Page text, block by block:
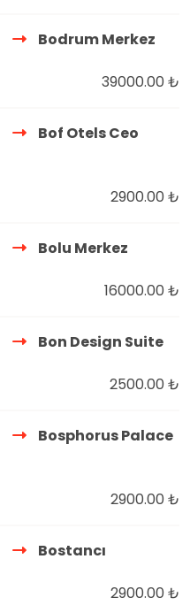
Bodrum Merkez
39000.00 ₺
Bof Otels Ceo
2900.00 ₺
Bolu Merkez
16000.00 ₺
Bon Design Suite
2500.00 ₺
Bosphorus Palace
2900.00 ₺
Bostancı
2900.00 ₺